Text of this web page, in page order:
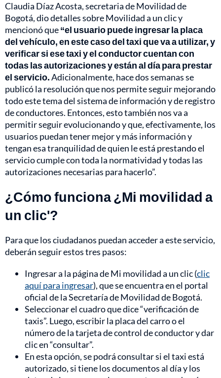
Claudia Díaz Acosta, secretaria de Movilidad de
Bogotá, dio detalles sobre Movilidad a un clic y
mencionó que“el usuario puede ingresar la placa
del vehículo, en este caso del taxi que va a utilizar, y
verificar si ese taxi y el conductor cuentan con
todas las autorizaciones y están al día para prestar
el servicio.Adicionalmente, hace dos semanas se
publicó la resolución que nos permite seguir mejorando
todo este tema del sistema de información y de registro
de conductores. Entonces, esto también nos va a
permitir seguir evolucionando y que, efectivamente, los
usuarios puedan tener mejor y más información y
tengan esa tranquilidad de quien le está prestando el
servicio cumple con toda la normatividad y todas las
autorizaciones necesarias para hacerlo”.
¿Cómo funciona ¿Mi movilidad a
un clic'?
Para que los ciudadanos puedan acceder a este servicio,
deberán seguir estos tres pasos:
Ingresar a la página de Mi movilidad a un clic (clic
aquí para ingresar), que se encuentra en el portal
oficial de la Secretaría de Movilidad de Bogotá.
Seleccionar el cuadro que dice “verificación de
taxis”. Luego, escribir la placa del carro o el
número de la tarjeta de control de conductor y dar
clic en “consultar”.
En esta opción, se podrá consultar si el taxi está
autorizado, si tiene los documentos al día y los